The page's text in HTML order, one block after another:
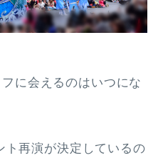
に会えるのはいつにな
再演が決定しているの